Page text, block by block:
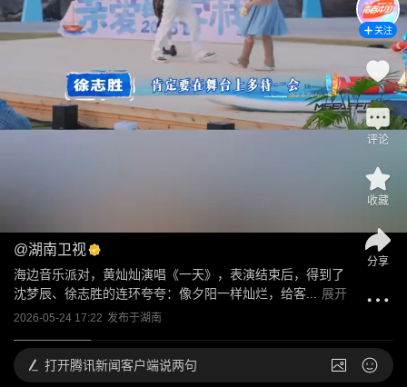
@湖南卫视
海边音乐派对，黄灿灿演唱《一天》，表演结束后，得到了
沈梦辰、徐志胜的连环夸夸：像夕阳一样灿烂，给客...
展开
2026-05-24 17:22 发布于湖南
关注
评论
收藏
分享
打开腾讯新闻客户端说两句